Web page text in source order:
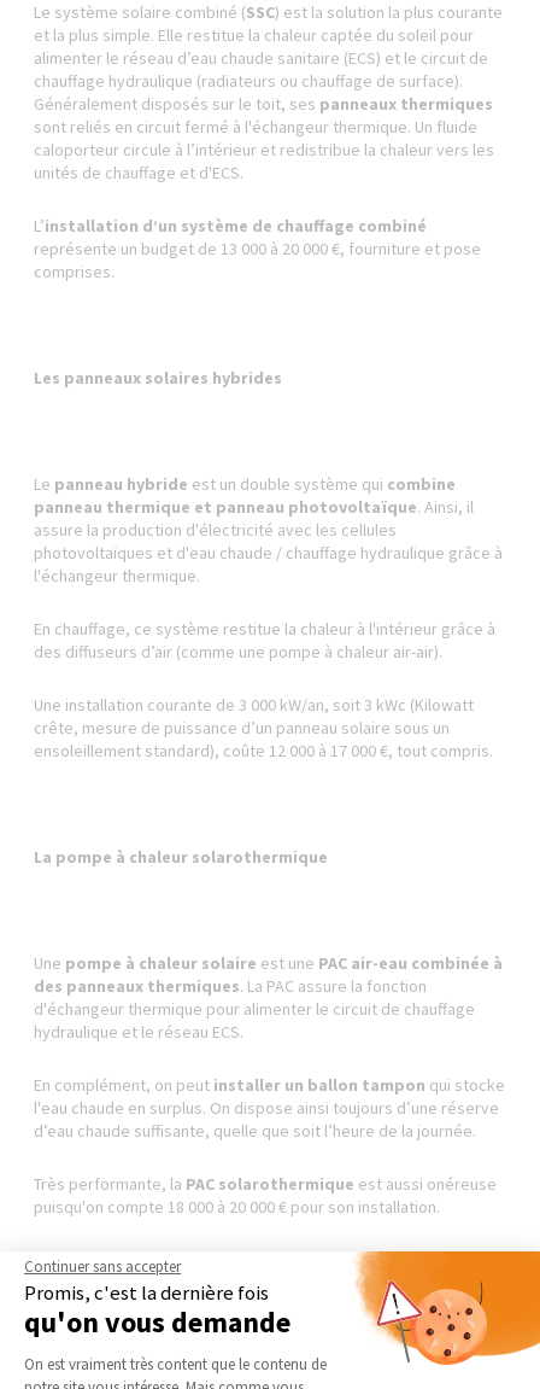
Le système solaire combiné (SSC) est la solution la plus courante
et la plus simple. Elle restitue la chaleur captée du soleil pour
alimenter le réseau d’eau chaude sanitaire (ECS) et le circuit de
chauffage hydraulique (radiateurs ou chauffage de surface).
Généralement disposés sur le toit, ses panneaux thermiques
sont reliés en circuit fermé à l'échangeur thermique. Un fluide
caloporteur circule à l’intérieur et redistribue la chaleur vers les
unités de chauffage et d'ECS.
L’installation d’un système de chauffage combiné
représente un budget de 13 000 à 20 000 €, fourniture et pose
comprises.
Les panneaux solaires hybrides
Le panneau hybride est un double système qui combine
panneau thermique et panneau photovoltaïque. Ainsi, il
assure la production d'électricité avec les cellules
photovoltaïques et d'eau chaude / chauffage hydraulique grâce à
l'échangeur thermique.
En chauffage, ce système restitue la chaleur à l'intérieur grâce à
des diffuseurs d’air (comme une pompe à chaleur air-air).
Une installation courante de 3 000 kW/an, soit 3 kWc (Kilowatt
crête, mesure de puissance d’un panneau solaire sous un
ensoleillement standard), coûte 12 000 à 17 000 €, tout compris.
La pompe à chaleur solarothermique
Une pompe à chaleur solaire est une PAC air-eau combinée à
des panneaux thermiques. La PAC assure la fonction
d'échangeur thermique pour alimenter le circuit de chauffage
hydraulique et le réseau ECS.
En complément, on peut installer un ballon tampon qui stocke
l'eau chaude en surplus. On dispose ainsi toujours d’une réserve
d’eau chaude suffisante, quelle que soit l’heure de la journée.
Très performante, la PAC solarothermique est aussi onéreuse
puisqu'on compte 18 000 à 20 000 € pour son installation.
Le plancher solaire
Continuer sans accepter
Promis, c'est la dernière fois
qu'on vous demande
Plateforme de Gestion du
On est vraiment très content que le contenu de